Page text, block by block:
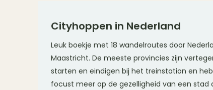
Cityhoppen in Nederland
Leuk boekje met 18 wandelroutes door
Maastricht. De meeste provincies zijn
starten en eindigen bij het treinstation en
focust meer op de gezelligheid van een stad